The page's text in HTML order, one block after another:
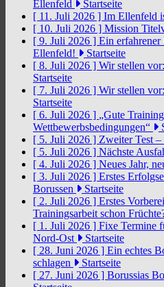
Ellenfeld
Startseite
[ 11. Juli 2026 ] Im Ellenfeld
[ 10. Juli 2026 ] Mission
[ 9. Juli 2026 ] Ein erfahrener
Ellenfeld!
Startseite
[ 8. Juli 2026 ] Wir stellen
Startseite
[ 7. Juli 2026 ] Wir stellen
Startseite
[ 6. Juli 2026 ] „Gute
Wettbewerbsbedingungen“
[ 5. Juli 2026 ] Zweiter Test
[ 5. Juli 2026 ] Nächste
[ 4. Juli 2026 ] Neues Jahr,
[ 3. Juli 2026 ] Erstes
Borussen
Startseite
[ 2. Juli 2026 ] Erstes
Trainingsarbeit schon
[ 1. Juli 2026 ] Fixe Termine
Nord-Ost
Startseite
[ 28. Juni 2026 ] Ein echtes
schlagen
Startseite
[ 27. Juni 2026 ] Borussias